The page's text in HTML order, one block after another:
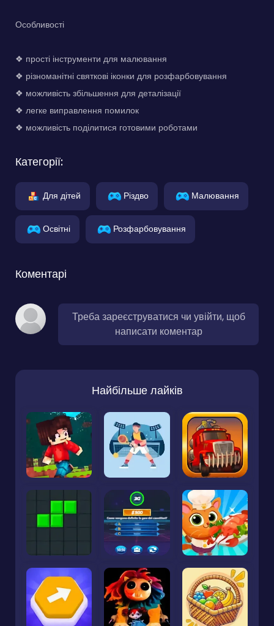
Особливості
❖ прості інструменти для малювання
❖ різноманітні святкові іконки для розфарбовування
❖ можливість збільшення для деталізації
❖ легке виправлення помилок
❖ можливість поділитися готовими роботами
Категорії:
Для дітей Різдво Малювання
Освітні Розфарбовування
Коментарі
Треба зареєструватися чи увійти, щоб
написати коментар
Найбільше лайків